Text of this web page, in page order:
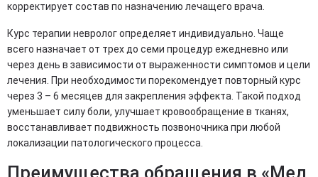
корректирует состав по назначению лечащего врача.
Курс терапии невролог определяет индивидуально. Чаще
всего назначает от трех до семи процедур ежедневно или
через день в зависимости от выраженности симптомов и цели
лечения. При необходимости порекомендует повторный курс
через 3 – 6 месяцев для закрепления эффекта. Такой подход
уменьшает силу боли, улучшает кровообращение в тканях,
восстанавливает подвижность позвоночника при любой
локализации патологического процесса.